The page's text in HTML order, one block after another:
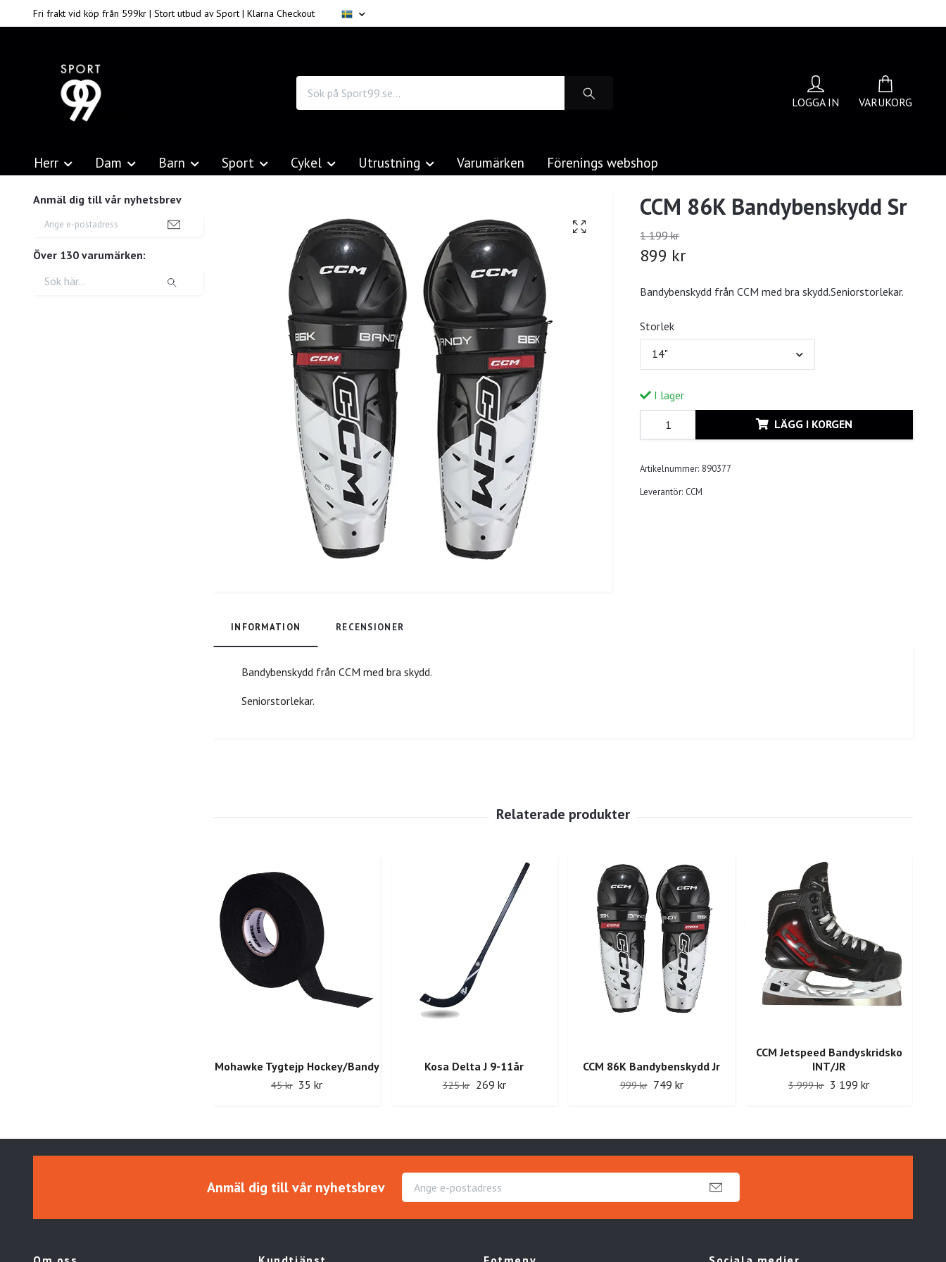
Fri frakt vid köp från 599kr | Stort utbud av Sport | Klarna Checkout
LOGGA IN VARUKORG
Herr Dam Barn Sport Cykel Utrustning Varumärken Förenings webshop
Anmäl dig till vår nyhetsbrev
Över 130 varumärken:
CCM 86K Bandybenskydd Sr
1 199 kr
899 kr
Bandybenskydd från CCM med bra skydd.Seniorstorlekar.
Storlek
14"
I lager
LÄGG I KORGEN
Artikelnummer: 890377
Leverantör: CCM
INFORMATION RECENSIONER
Bandybenskydd från CCM med bra skydd.
Seniorstorlekar.
Mohawke Tygtejp Hockey/Bandy
45 kr 35 kr
Kosa Delta J 9-11år
325 kr 269 kr
CCM 86K Bandybenskydd Jr
999 kr 749 kr
CCM Jetspeed Bandyskridsko
INT/JR
3 999 kr 3 199 kr
Anmäl dig till vår nyhetsbrev